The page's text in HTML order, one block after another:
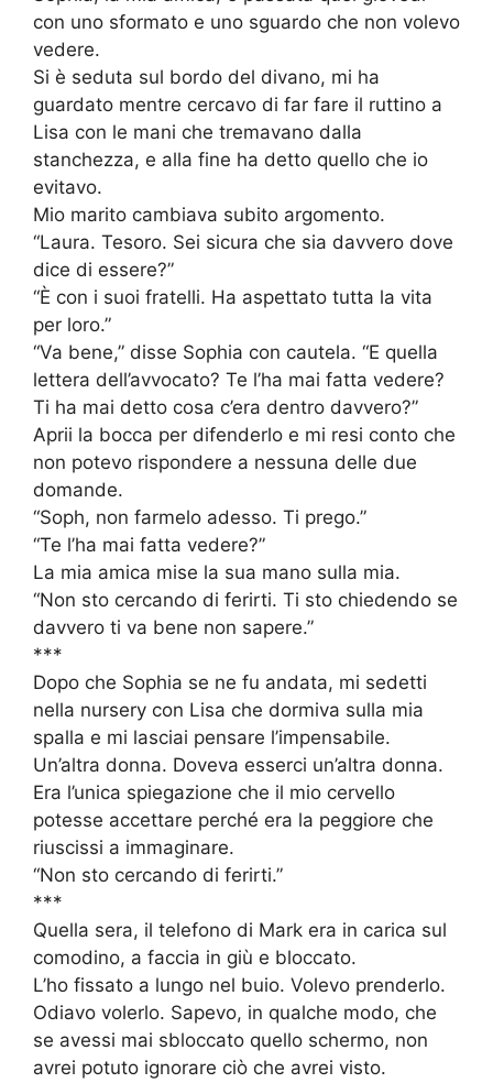
con uno sformato e uno sguardo che non volevo
vedere.
Si è seduta sul bordo del divano, mi ha
guardato mentre cercavo di far fare il ruttino a
Lisa con le mani che tremavano dalla
stanchezza, e alla fine ha detto quello che io
evitavo.
Mio marito cambiava subito argomento.
“Laura. Tesoro. Sei sicura che sia davvero dove
dice di essere?”
“È con i suoi fratelli. Ha aspettato tutta la vita
per loro.”
“Va bene,” disse Sophia con cautela. “E quella
lettera dell’avvocato? Te l’ha mai fatta vedere?
Ti ha mai detto cosa c’era dentro davvero?”
Aprii la bocca per difenderlo e mi resi conto che
non potevo rispondere a nessuna delle due
domande.
“Soph, non farmelo adesso. Ti prego.”
“Te l’ha mai fatta vedere?”
La mia amica mise la sua mano sulla mia.
“Non sto cercando di ferirti. Ti sto chiedendo se
davvero ti va bene non sapere.”
***
Dopo che Sophia se ne fu andata, mi sedetti
nella nursery con Lisa che dormiva sulla mia
spalla e mi lasciai pensare l’impensabile.
Un’altra donna. Doveva esserci un’altra donna.
Era l’unica spiegazione che il mio cervello
potesse accettare perché era la peggiore che
riuscissi a immaginare.
“Non sto cercando di ferirti.”
***
Quella sera, il telefono di Mark era in carica sul
comodino, a faccia in giù e bloccato.
L’ho fissato a lungo nel buio. Volevo prenderlo.
Odiavo volerlo. Sapevo, in qualche modo, che
se avessi mai sbloccato quello schermo, non
avrei potuto ignorare ciò che avrei visto.